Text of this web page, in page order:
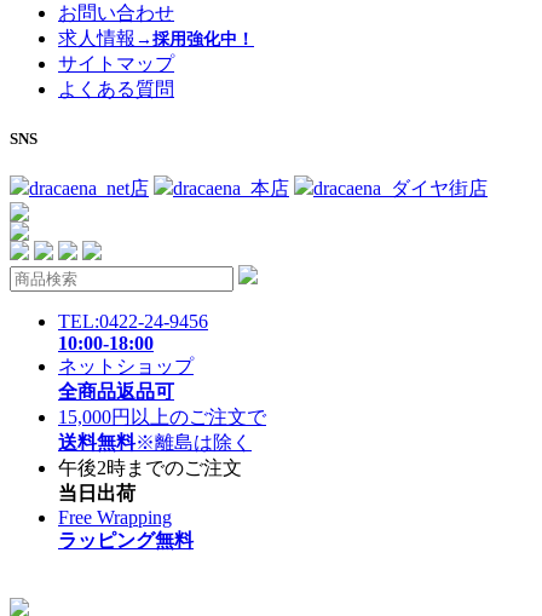
お問い合わせ
求人情報 →採用強化中！
サイトマップ
よくある質問
SNS
dracaena_net店 dracaena_本店 dracaena_ダイヤ街店
TEL:0422-24-9456
10:00-18:00
ネットショップ
全商品返品可
15,000円以上のご注文で
送料無料※離島は除く
午後2時までのご注文
当日出荷
Free Wrapping
ラッピング無料